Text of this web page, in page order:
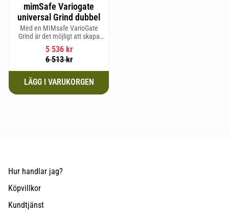
mimSafe Variogate
universal Grind dubbel
Med en MIMsafe VarioGate
Grind är det möjligt att skapa
ett inhägnat område i hela
bagageutrymmet som kan
användas för transport av
5 536kr
6 513kr
Hur handlar jag?
Köpvillkor
Kundtjänst